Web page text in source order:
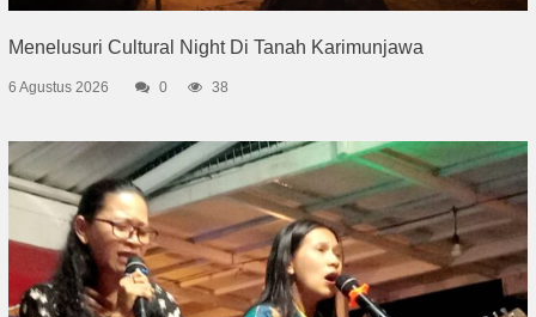
Menelusuri Cultural Night Di Tanah Karimunjawa
6 Agustus 2026 0 38